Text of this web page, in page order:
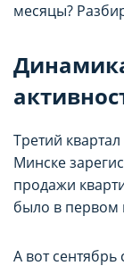
месяцы?
Третий
Минске
продажи
было в первом
А вот